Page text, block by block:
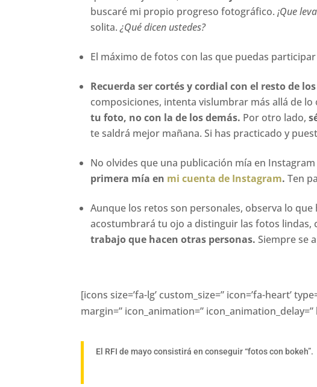
buscaré mi propio progreso fotográfico.¡Que
solita.¿Qué dicen ustedes?
El máximo de fotos con las que puedas
Recuerda ser cortés y cordial con el resto de
composiciones, intenta vislumbrar más allá de
tu foto, no con la de los demás. Por otro lado,
te saldrá mejor mañana. Si has practicado y
No olvides que una publicación mía en
primera mía en mi cuenta de Instagram. Ten
Aunque los retos son personales, observa lo
acostumbrará tu ojo a distinguir las fotos lindas,
trabajo que hacen otras personas. Siempre se
[icons size=’fa-lg’ custom_size=” icon=’fa-heart’
margin=” icon_animation=”
El RFI de mayo consistirá en conseguir “fotos con bokeh”.